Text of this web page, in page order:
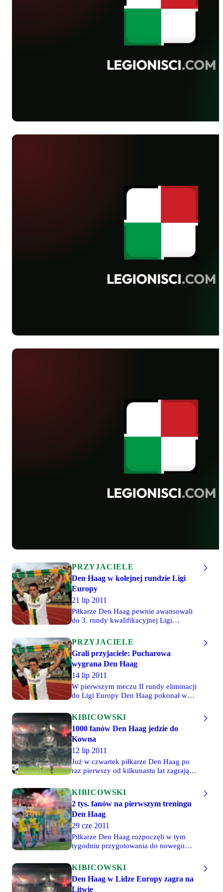
PRZYJACIELE
Den Haag w kolejnej rundzie Ligi
Europy
21 lip 2011
Piłkarze Den Haag pewnie awansowali
do 3. rundy kwalifikacyjnej Ligi
Kownie 3-2, dziś nasi przyjaciele po raz
kolejny potwierdzili swoją wyższość
nad ekipą z Litwy. Den Haag wygrał
przed własną publicznością 2-0.
PRZYJACIELE
Grali przyjaciele: Pucharowa
wygrana Den Haag
14 lip 2011
W pierwszym meczu II rundy eliminacji
do Ligi Europy Den Haag pokonał w
Tauras 3-2. Wygrana nie przyszła łatwo,
bo od 55. minuty Holendrzy grali w
dziesiątkę. Boisko za faul w polu
karnym musiał opuścić Filip Lukšík. Po
jego przewinieniu sędzia podyktował
rzut karny, który na gola zamienił Goran
Jerković. Ale gracze z Hagi nie
zamierzali składać broni. Pierwsze
fotoreportaż niebawem na LL!
KIBICOWSKI
1000 fanów Den Haag jedzie do
Kowna
12 lip 2011
Już w czwartek piłkarze Den Haag po
raz pierwszy od kilkunastu lat zagrają w
godzinie 20 kończy się sprzedaż
wejściówek w Hadze na mecz z FK
Taurus. Litwini dla fanów gości
przygotowali 1000 biletów w cenie 15
euro.
KIBICOWSKI
2 tys. fanów na pierwszym treningu
Den Haag
29 cze 2011
Piłkarze Den Haag rozpoczęli w tym
tygodniu przygotowania do nowego
starym stadionie Zuiderpark, pojawiło
się około dwóch tysięcy kibiców, którzy
podziękowali piłkarzom za awans do
KIBICOWSKI
Den Haag w Lidze Europy zagra na
Litwie